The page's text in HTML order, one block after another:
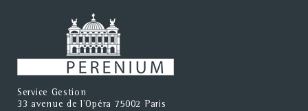
Service Gestion
33 avenue de l'Opéra 75002 Paris